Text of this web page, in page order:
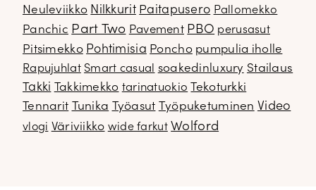
Neuleviikko Nilkkurit Paitapusero Pallomekko
Panchic Part Two Pavement PBO perusasut
Pitsimekko Pohtimisia Poncho pumpulia iholle
Rapujuhlat Smart casual soakedinluxury Stailaus
Takki
Takkimekko tarinatuokio
Tekoturkki
Tennarit
Tunika Työasut Työpuketuminen Video
vlogi Väriviikko wide farkut Wolford